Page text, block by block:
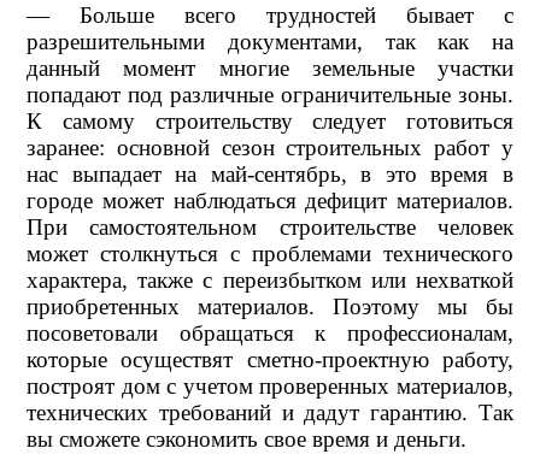
— Больше всего трудностей бывает с
разрешительными документами, так как на
данный момент многие земельные участки
попадают под различные ограничительные зоны.
К самому строительству следует готовиться
заранее: основной сезон строительных работ у
нас выпадает на май-сентябрь, в это время в
городе может наблюдаться дефицит материалов.
При самостоятельном строительстве человек
может столкнуться с проблемами технического
характера, также с переизбытком или нехваткой
приобретенных материалов. Поэтому мы бы
посоветовали обращаться к профессионалам,
которые осуществят сметно-проектную работу,
построят дом с учетом проверенных материалов,
технических требований и дадут гарантию. Так
вы сможете сэкономить свое время и деньги.